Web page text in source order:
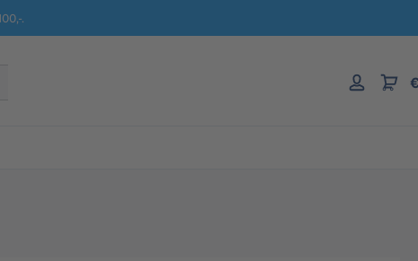
.